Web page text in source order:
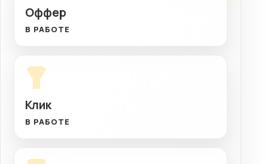
Оффер
В РАБОТЕ
Клик
В РАБОТЕ